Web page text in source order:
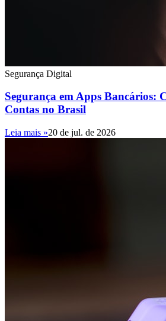
Segurança Digital
Segurança em Apps Bancários:
Contas no Brasil
Leia mais »20 de jul. de 2026